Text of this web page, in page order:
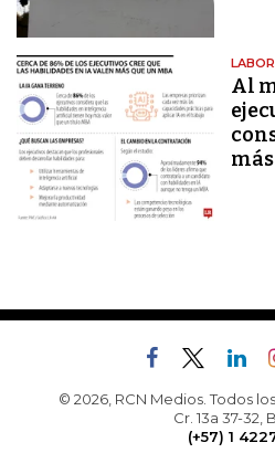
Al
© 2026, RCN Medios. Todos
Cr. 13a 37-32,
(+57) 1